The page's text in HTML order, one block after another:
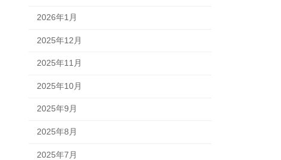
2026年1月
2025年12月
2025年11月
2025年10月
2025年9月
2025年8月
2025年7月